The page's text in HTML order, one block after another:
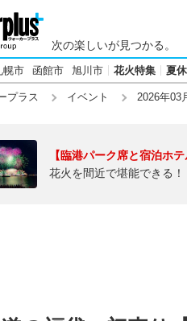
次の楽しいが見つかる。
幌市 函館市 旭川市 花火特集 夏
プラス イベント 2026年03
【臨港パーク席と宿泊ホ
花火を間近で堪能できる